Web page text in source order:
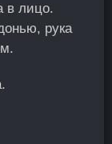
в лицо.
рука